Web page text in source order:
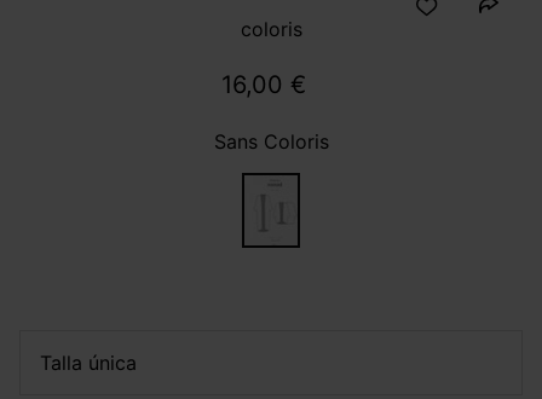
coloris
16,00 €
Sans Coloris
talla única